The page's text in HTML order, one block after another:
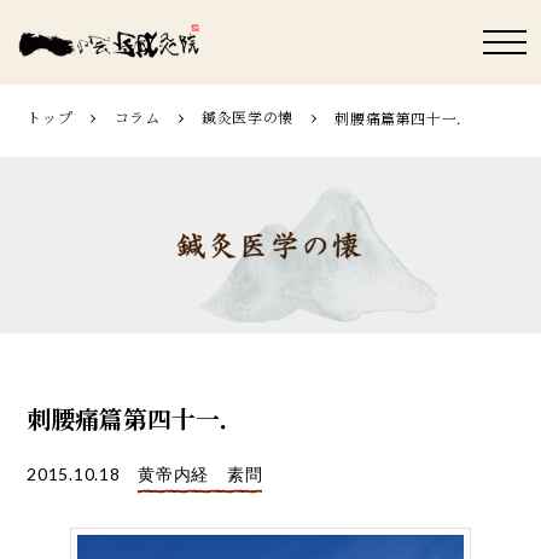
トップ コラム 鍼灸医学の懐 刺腰痛篇第四十一．
刺腰痛篇第四十一．
2015.10.18 黄帝内経 素問